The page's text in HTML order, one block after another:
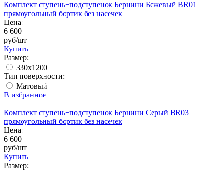
Комплект ступень+подступенок Бернини Бежевый BR01
прямоугольный бортик без насечек
Цена:
6 600
руб/шт
Купить
Размер:
330x1200
Тип поверхности:
Матовый
В избранное
Комплект ступень+подступенок Бернини Серый BR03
прямоугольный бортик без насечек
Цена:
6 600
руб/шт
Купить
Размер: